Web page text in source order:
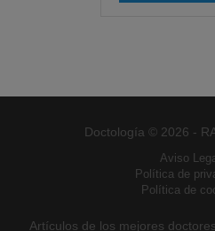
Doctología © 2026 -
Aviso
Política de
Política de
Artículos de los mejores